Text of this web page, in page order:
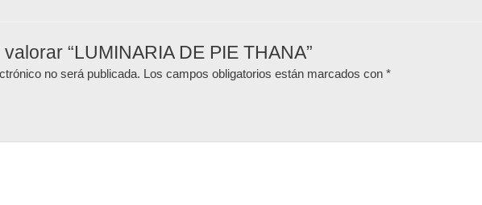
“LUMINARIA DE PIE THANA”
no será publicada. Los campos obligatorios están marcados con *